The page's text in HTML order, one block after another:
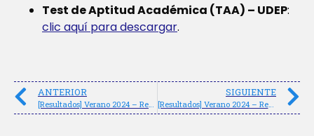
Test de Aptitud Académica (TAA) – UDEP:
clic aquí para descargar.
ANTERIOR
[Resultados] Verano 2024 – Reforzamiento Escolar (09/02/2024)
SIGUIENTE
[Resultados] Verano 2024 – Reforzamiento Escolar (23/02/2024)